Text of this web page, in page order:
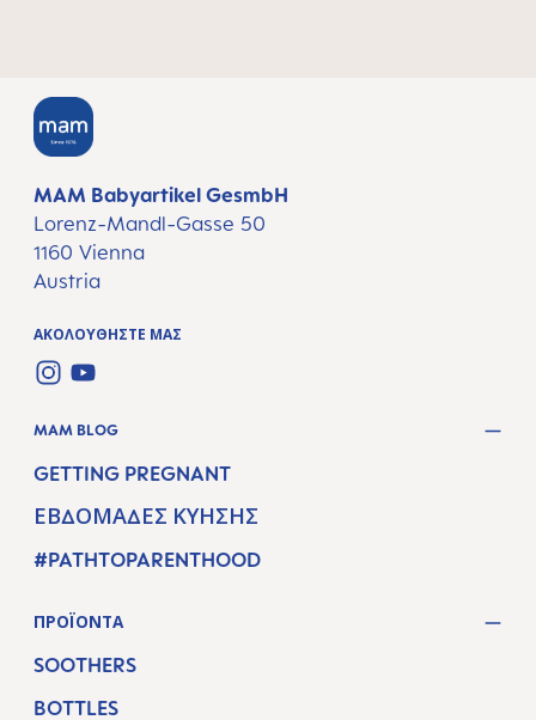
MAM Babyartikel GesmbH
Lorenz-Mandl-Gasse 50
1160 Vienna
Austria
ΑΚΟΛΟΥΘΉΣΤΕ ΜΑΣ
INSTAGRAM
YOUTUBE
MAM BLOG
GETTING PREGNANT
ΕΒΔΟΜΆΔΕΣ ΚΎΗΣΗΣ
#PATHTOPARENTHOOD
ΠΡΟΪΌΝΤΑ
SOOTHERS
BOTTLES